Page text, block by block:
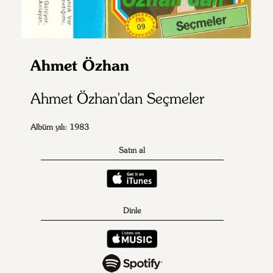
Ahmet Özhan
Ahmet Özhan'dan Seçmeler
Albüm yılı: 1983
Satın al
Dinle